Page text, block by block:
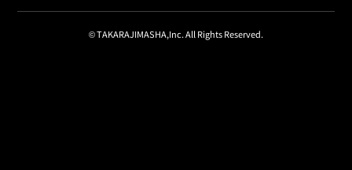
© TAKARAJIMASHA,Inc. All Rights Reserved.